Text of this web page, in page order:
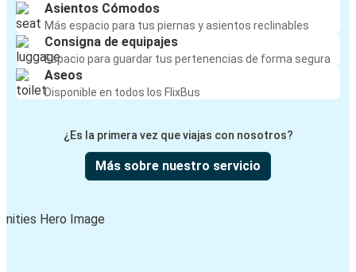
Asientos Cómodos
Más espacio para tus piernas y asientos reclinables
Consigna de equipajes
Espacio para guardar tus pertenencias de forma segura
Aseos
Disponible en todos los FlixBus
¿Es la primera vez que viajas con nosotros?
Más sobre nuestro servicio